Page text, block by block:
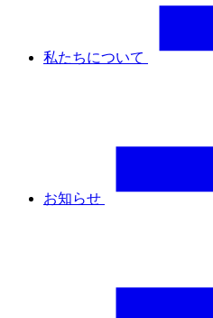
私たちについて
お知らせ